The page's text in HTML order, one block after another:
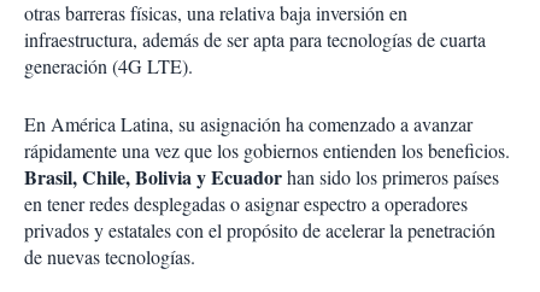
otras barreras físicas, una relativa baja inversión en
infraestructura, además de ser apta para tecnologías de cuarta
generación (4G LTE).
En América Latina, su asignación ha comenzado a avanzar
rápidamente una vez que los gobiernos entienden los beneficios.
Brasil, Chile, Bolivia y Ecuadorhan sido los primeros países
en tener redes desplegadas o asignar espectro a operadores
privados y estatales con el propósito de acelerar la penetración
de nuevas tecnologías.